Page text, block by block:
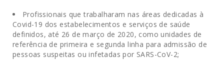
Profissionais que trabalharam nas áreas dedicadas à
Covid-19 dos estabelecimentos e serviços de saúde
definidos, até 26 de março de 2020, como unidades de
referência de primeira e segunda linha para admissão de
pessoas suspeitas ou infetadas por SARS-CoV-2;